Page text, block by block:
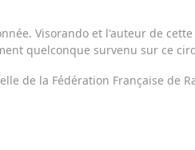
Visorando et l'auteur de
quelconque survenu sur ce
de la Fédération Française de